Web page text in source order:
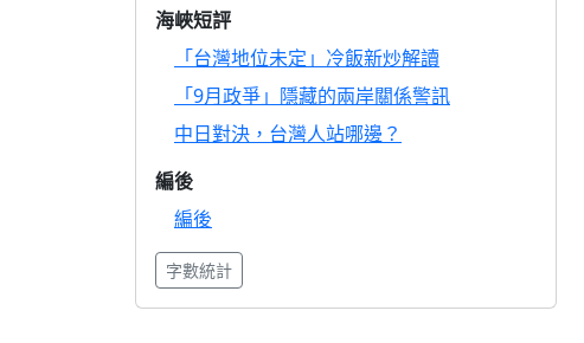
海峽短評
「台灣地位未定」冷飯新炒解讀
「9月政爭」隱藏的兩岸關係警訊
中日對決，台灣人站哪邊？
編後
編後
字數統計